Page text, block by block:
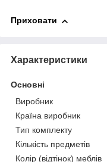
Приховати
Характеристики
Основні
Виробник
Країна виробник
Тип комплекту
Кількість предметів
Колір (відтінок) меблів